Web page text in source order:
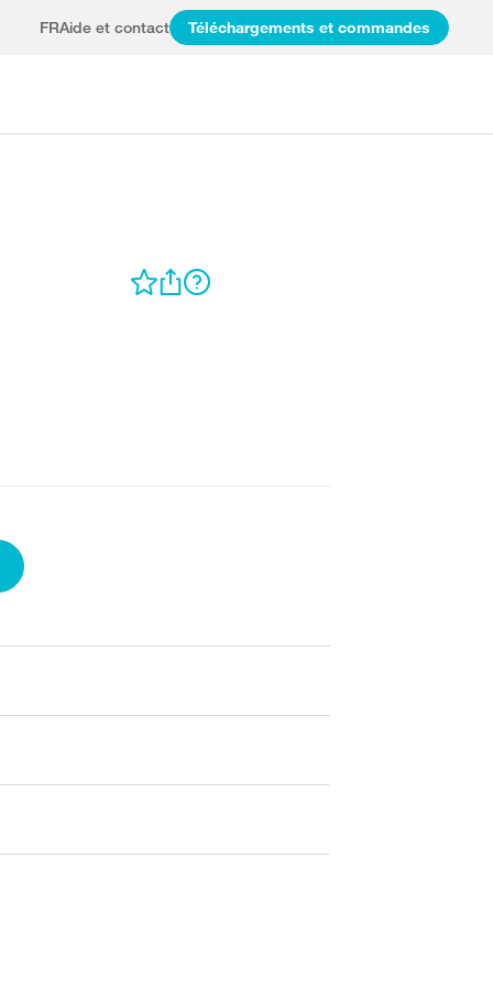
FRAide et contact Téléchargements et commandes